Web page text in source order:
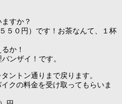
すか？
５０円）です！お茶なんて、１杯
か！
ンザイ！です。
ントン通りまで戻ります。
クの料金を受け取ってもらいま